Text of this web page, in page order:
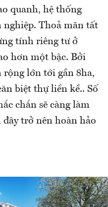
quanh, hệ thống
nghiệp. Thoả mãn tất
tính riêng tư ở
hơn một bậc. Bởi
lớn tới gần 8ha,
biệt thự liền kề.. Số
chắn sẽ càng làm
trở nên hoàn hảo